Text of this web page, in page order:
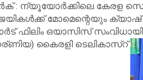
ന്യൂയോർക്കിലെ കേരള
മോമെന്റെയും
ഫിലിം ഒയാസിസ്
കൈരളി ടെലികാസ്റ്